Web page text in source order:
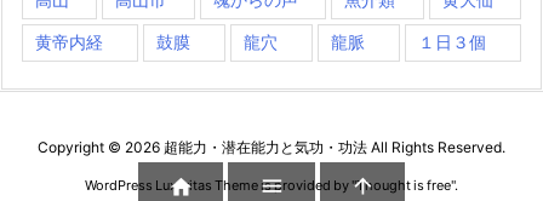
黄帝内経 鼓膜 龍穴 龍脈 １日３個
Copyright © 2026 超能力・潜在能力と気功・功法 All Rights Reserved.
WordPress Luxeritas Theme is provided by "Thought is free".
  